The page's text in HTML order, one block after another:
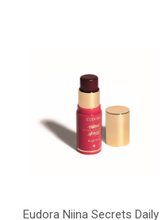
Eudora Niina Secrets Daily